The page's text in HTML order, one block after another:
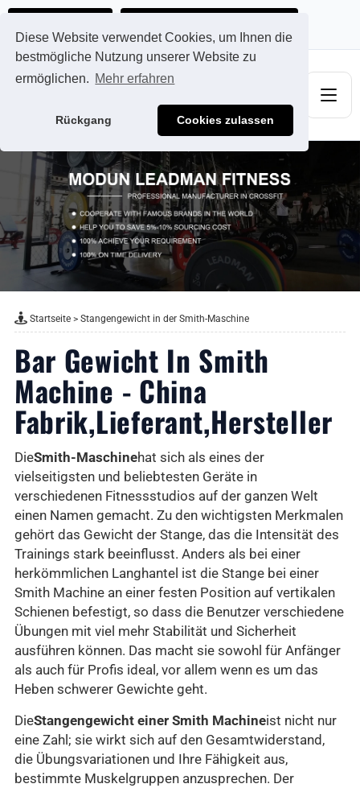
Diese Website verwendet Cookies, um Ihnen die
bestmögliche Nutzung unserer Website zu
ermöglichen. Mehr erfahren
Rückgang Cookies zulassen
Startseite> Stangengewicht in der Smith-Maschine
Bar Gewicht In Smith
Machine - China
Fabrik,Lieferant,Hersteller
DieSmith-Maschinehat sich als eines der
vielseitigsten und beliebtesten Geräte in
verschiedenen Fitnessstudios auf der ganzen Welt
einen Namen gemacht. Zu den wichtigsten Merkmalen
gehört das Gewicht der Stange, das die Intensität des
Trainings stark beeinflusst. Anders als bei einer
herkömmlichen Langhantel ist die Stange bei einer
Smith Machine an einer festen Position auf vertikalen
Schienen befestigt, so dass die Benutzer verschiedene
Übungen mit viel mehr Stabilität und Sicherheit
ausführen können. Das macht sie sowohl für Anfänger
als auch für Profis ideal, vor allem wenn es um das
Heben schwerer Gewichte geht.
DieStangengewicht einer Smith Machineist nicht nur
eine Zahl; sie wirkt sich auf den Gesamtwiderstand,
die Übungsvariationen und Ihre Fähigkeit aus,
bestimmte Muskelgruppen anzusprechen. Der